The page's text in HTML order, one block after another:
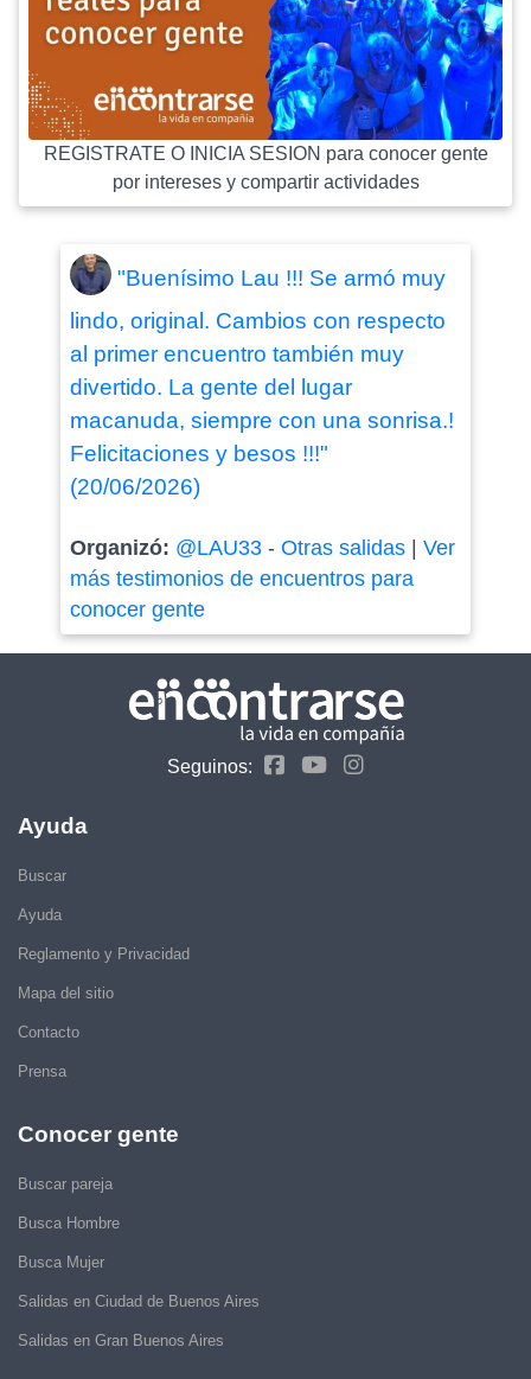
REGISTRATE O INICIA SESION para conocer gente
por intereses y compartir actividades
"Buenísimo Lau !!! Se armó muy
lindo, original. Cambios con respecto
al primer encuentro también muy
divertido. La gente del lugar
macanuda, siempre con una sonrisa.!
Felicitaciones y besos !!!"
(20/06/2026)
Organizó: @LAU33- Otras salidas| Ver
más testimonios de encuentros para
conocer gente
Seguinos:
Ayuda
Buscar
Ayuda
Reglamento y Privacidad
Mapa del sitio
Contacto
Prensa
Conocer gente
Buscar pareja
Busca Hombre
Busca Mujer
Salidas en Ciudad de Buenos Aires
Salidas en Gran Buenos Aires